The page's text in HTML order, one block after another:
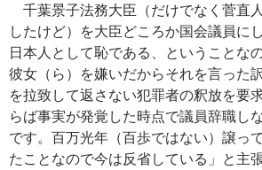
千葉景子法務大臣（だけでなく菅直
したけど）を大臣どころか国会議員に
日本人として恥である、ということな
彼女（ら）を嫌いだからそれを言った
を拉致して返さない犯罪者の釈放を要
らば事実が発覚した時点で議員辞職し
です。百万光年（百歩ではない）譲っ
たことなので今は反省している」と主